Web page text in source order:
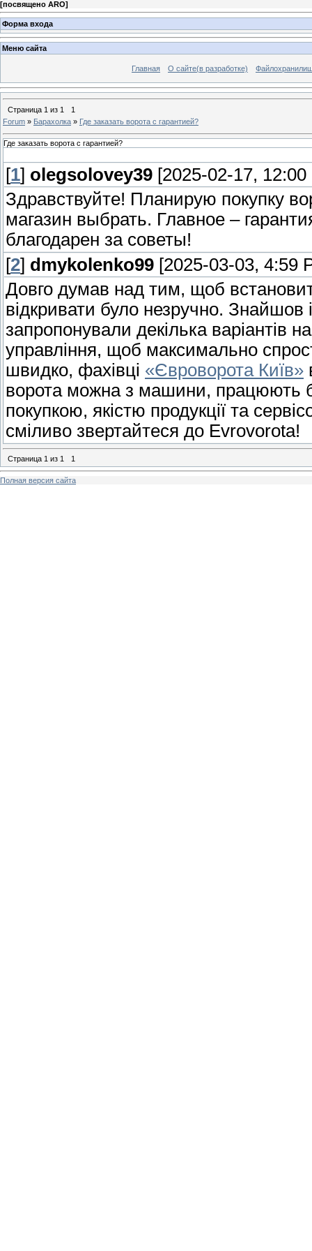
[посвящено ARO]
Форма входа
Меню сайта
Главная О сайте(в разработке)
Страница 1 из 1
1
Forum » Барахолка » Где заказать ворота с гарантией?
Где заказать ворота с гарантией?
[1] olegsolovey39 [2025-02-17, 12:00
Здравствуйте! Планирую покупку
магазин выбрать. Главное –
благодарен за советы!
[2] dmykolenko99 [2025-03-03, 4:59
Довго думав над тим, щоб
відкривати було незручно. Знайшов
запропонували декілька варіантів
управління, щоб максимально
швидко, фахівці «Євроворота Київ»
ворота можна з машини, працюють
покупкою, якістю продукції та
сміливо звертайтеся до Evrovorota!
Страница 1 из 1 1
Полная версия сайта